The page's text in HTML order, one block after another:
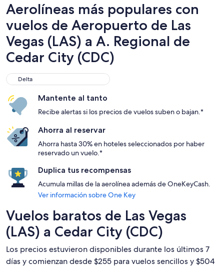
Aerolíneas más populares con
vuelos de Aeropuerto de Las
Vegas (LAS) a A. Regional de
Cedar City (CDC)
Delta
Delta
Mantente al tanto
Recibe alertas si los precios de vuelos suben o bajan.*
Ahorra al reservar
Ahorra hasta 30% en hoteles seleccionados por haber
reservado un vuelo.*
Duplica tus recompensas
Acumula millas de la aerolínea además de OneKeyCash.
Ver información sobre One Key
Vuelos baratos de Las Vegas
(LAS) a Cedar City (CDC)
Los precios estuvieron disponibles durante los últimos 7
días y comienzan desde $255 para vuelos sencillos y $504